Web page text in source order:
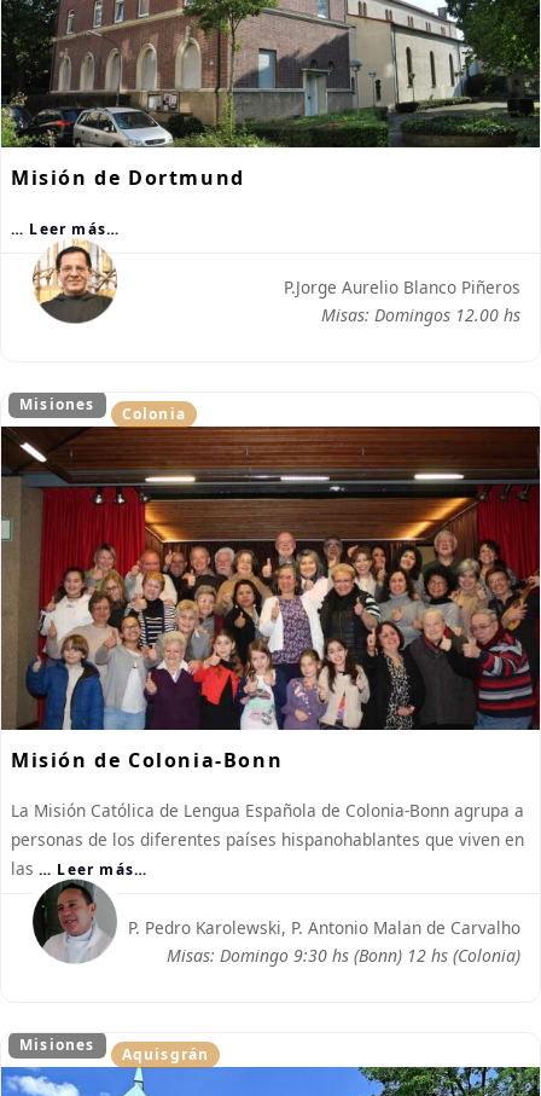
Misión de Dortmund
… Leer más…
P.Jorge Aurelio Blanco Piñeros
Misas: Domingos 12.00 hs
Misiones Colonia
Misión de Colonia-Bonn
La Misión Católica de Lengua Española de Colonia-Bonn agrupa a
personas de los diferentes países hispanohablantes que viven en
las … Leer más…
P. Pedro Karolewski, P. Antonio Malan de Carvalho
Misas: Domingo 9:30 hs (Bonn) 12 hs (Colonia)
Misiones Aquisgrán